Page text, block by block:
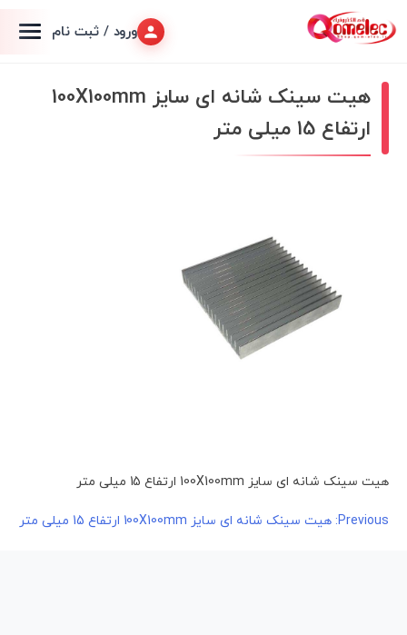
ورود / ثبت نام
هیت سینک شانه ای سایز 100X100mm
ارتفاع 15 میلی متر
هیت سینک شانه ای سایز 100X100mm ارتفاع 15 میلی متر
راهبری
Previous: هیت سینک شانه ای سایز 100X100mm ارتفاع 15 میلی متر